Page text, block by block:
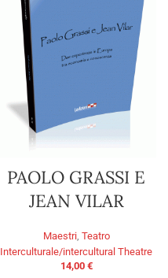
PAOLO GRASSI E
JEAN VILAR
Maestri, Teatro
Interculturale/intercultural Theatre
14,00 €